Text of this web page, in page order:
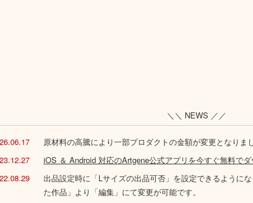
＼＼ NEWS ／／
原材料の高騰により一部プロダクトの金額が変更となりま
iOS ＆ Android 対応のArtgene公式アプリを今すぐ無料でダ
出品設定時に「Lサイズの出品可否」を設定できるように
た作品」より「編集」にて変更が可能です。